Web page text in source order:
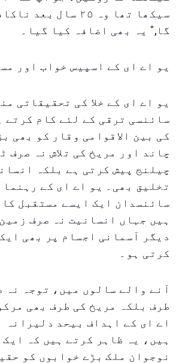
سیکھا تھا وہ ۲۵ سال
گا," یہ بھی اضافہ کیا گیا۔
یو اے ای کے اسپیس خواب اور
یو اے ای کے خلا کی تحقیقاتی
سائنسی ترقی کے لئے کام کرتے
کی بین الاقوامی وقار کو بھی
چاند اور مریخ کی تلاش نہ صرف
چیلنج پیش کرتی ہے بلکہ
تخلیق بھی۔ یو اے ای کے رہنما
سائنسدان ایک ایسے مستقبل
ہیں جہاں انسانیت نہ صرف زمین
دیگر آسمانی اجسام پر بھی ایک
کرتی ہو۔
آنے والے سالوں میں، توجہ نہ
طرف بلکہ مریخ کی طرف بھی
اے ای کے اہداف بیحد دلیرانہ
ہیں، یہ ظاہر کرتے ہیں کہ ایک
نوجوان ملک بڑے خوابوں کو